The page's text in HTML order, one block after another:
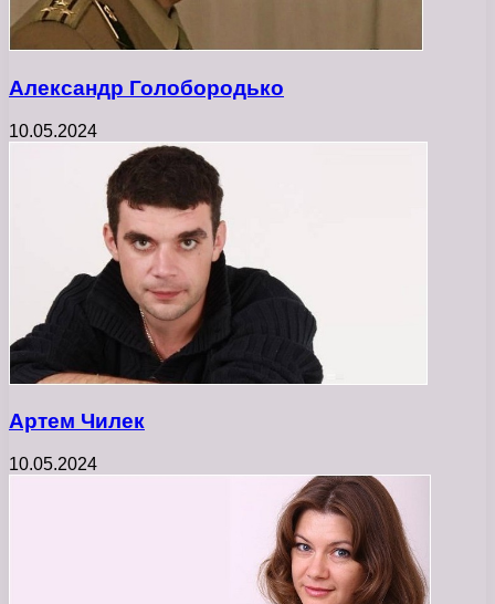
Александр Голобородько
10.05.2024
Артем Чилек
10.05.2024